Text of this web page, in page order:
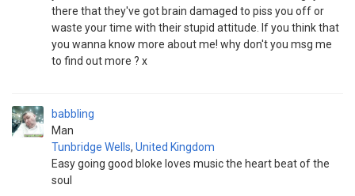
there that they've got brain damaged to piss you off or
waste your time with their stupid attitude. If you think that
you wanna know more about me! why don't you msg me
to find out more ? x
babbling
Man
Tunbridge Wells, United Kingdom
Easy going good bloke loves music the heart beat of the
soul